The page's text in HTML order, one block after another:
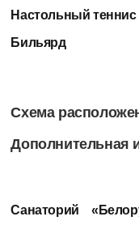
Настольный теннис
Бильярд
Схема
Дополнительная
Санаторий